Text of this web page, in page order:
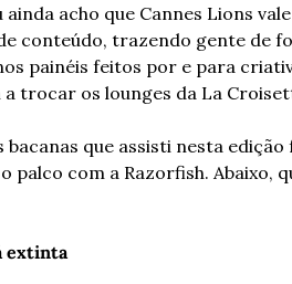
acho que Cannes Lions
conteúdo, trazendo gente de
painéis feitos por e para
trocar os lounges da La
bacanas que assisti nesta
palco com a Razorfish. Abaixo,
extinta